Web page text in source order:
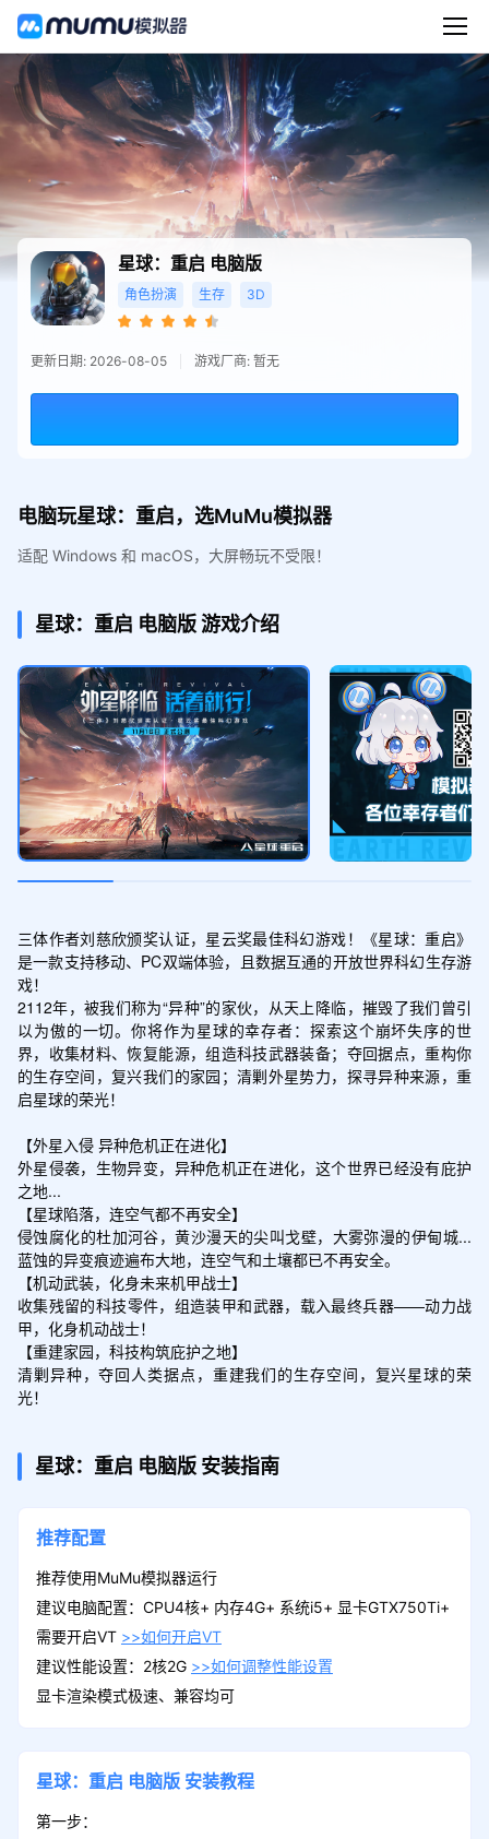
星球：重启 电脑版
角色扮演 生存 3D
更新日期: 2026-08-05 游戏厂商: 暂无
电脑玩星球：重启，选MuMu模拟器
适配 Windows 和 macOS，大屏畅玩不受限！
星球：重启 电脑版游戏介绍
三体作者刘慈欣颁奖认证，星云奖最佳科幻游戏！《星球：重启》
是一款支持移动、PC双端体验，且数据互通的开放世界科幻生存游
戏！
2112年，被我们称为“异种”的家伙，从天上降临，摧毁了我们曾引
以为傲的一切。你将作为星球的幸存者：探索这个崩坏失序的世
界，收集材料、恢复能源，组造科技武器装备；夺回据点，重构你
的生存空间，复兴我们的家园；清剿外星势力，探寻异种来源，重
启星球的荣光！
【外星入侵 异种危机正在进化】
外星侵袭，生物异变，异种危机正在进化，这个世界已经没有庇护
之地...
【星球陷落，连空气都不再安全】
侵蚀腐化的杜加河谷，黄沙漫天的尖叫戈壁，大雾弥漫的伊甸城...
蓝蚀的异变痕迹遍布大地，连空气和土壤都已不再安全。
【机动武装，化身未来机甲战士】
收集残留的科技零件，组造装甲和武器，载入最终兵器——动力战
甲，化身机动战士！
【重建家园，科技构筑庇护之地】
清剿异种，夺回人类据点，重建我们的生存空间，复兴星球的荣
光！
星球：重启 电脑版 安装指南
推荐配置
推荐使用MuMu模拟器运行
建议电脑配置：CPU4核+ 内存4G+ 系统i5+ 显卡GTX750Ti+
需要开启VT >>如何开启VT
建议性能设置：2核2G >>如何调整性能设置
显卡渲染模式极速、兼容均可
星球：重启 电脑版 安装教程
第一步：